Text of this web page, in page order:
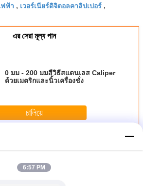
ฟฟ้า , เวอร์เนียร์ดิจิตอลคาลิปเปอร์ ,
এর সেরা মূল্য পান
0 มม - 200 มมสี่วิธีสแตนเลส Caliper
ด้วยเมตริกและนิ้วเครื่องชั่ง
চালিয়ে
6:57 PM